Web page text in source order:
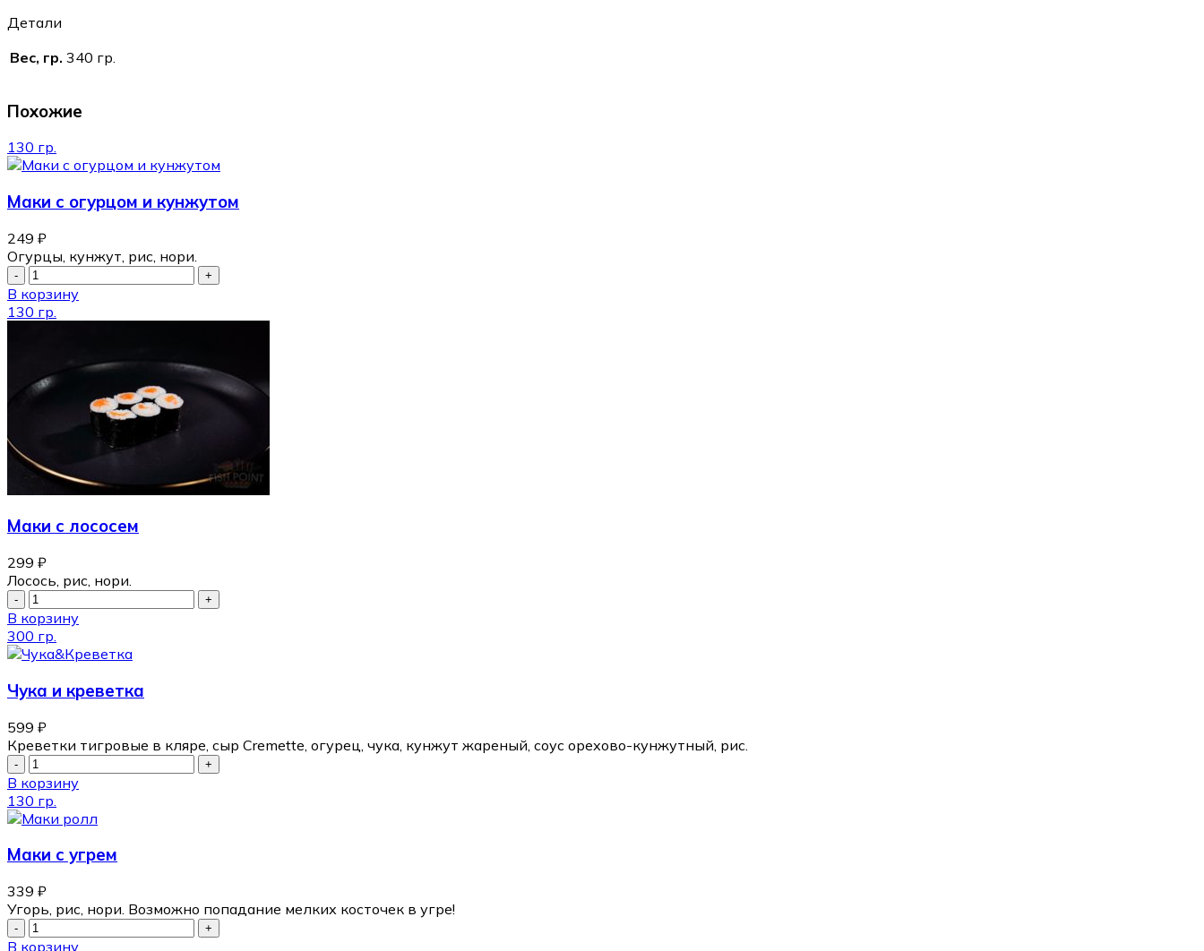
Детали
Вес, гр. 340 гр.
Похожие
130 гр.
Маки с огурцом и кунжутом
249 ₽
Огурцы, кунжут, рис, нори.
В корзину
130 гр.
Маки с лососем
299 ₽
Лосось, рис, нори.
В корзину
300 гр.
Чука и креветка
599 ₽
Креветки тигровые в кляре, сыр Cremette, огурец, чука, кунжут жареный, соус орехово-кунжутный, рис.
В корзину
130 гр.
Маки с угрем
339 ₽
Угорь, рис, нори. Возможно попадание мелких косточек в угре!
В корзину